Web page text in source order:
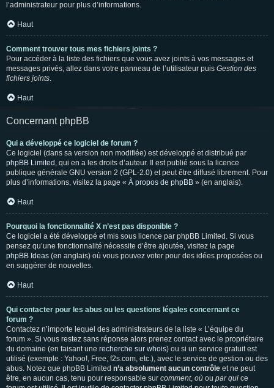
l’administrateur pour plus d’informations.
Haut
Comment trouver tous mes fichiers joints ?
Pour accéder à la liste des fichiers que vous avez joints à vos messages et
messages privés, allez dans votre panneau de l’utilisateur puis Gestion des
fichiers joints.
Haut
Concernant phpBB
Qui a développé ce logiciel de forum ?
Ce logiciel (dans sa version non modifiée) est développé et distribué par
phpBB Limited , qui en a les droits d’auteur. Il est publié sous la licence
publique générale GNU version 2 (GPL-2.0) et peut être diffusé librement. Pour
plus d’informations, visitez la page « À propos de phpBB » (en anglais).
Haut
Pourquoi la fonctionnalité X n’est pas disponible ?
Ce logiciel a été développé et mis sous licence par phpBB Limited. Si vous
pensez qu’une fonctionnalité nécessite d’être ajoutée, visitez la page
phpBB Ideas (en anglais) où vous pouvez voter pour des idées proposées ou
en suggérer de nouvelles.
Haut
Qui contacter pour les abus ou les questions légales concernant ce
forum ?
Contactez n’importe lequel des administrateurs de la liste « L’équipe du
forum ». Si vous restez sans réponse alors prenez contact avec le propriétaire
du domaine (en faisant une recherche sur whois) ou si un service gratuit est
utilisé (exemple : Yahoo!, Free, f2s.com, etc.), avec le service de gestion ou des
abus. Notez que phpBB Limited n’a absolument aucun contrôle et ne peut
être, en aucun cas, tenu pour responsable sur comment, où ou par qui ce